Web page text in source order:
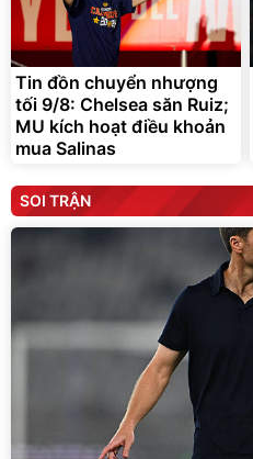
Tin đồn chuyển nhượng
tối 9/8: Chelsea săn Ruiz;
MU kích hoạt điều khoản
mua Salinas
SOI TRẬN